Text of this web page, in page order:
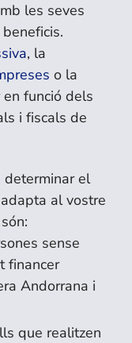
les seves
, la
o la
funció dels
i fiscals de
el
al vostre
sense
financer
Andorrana i
que realitzen